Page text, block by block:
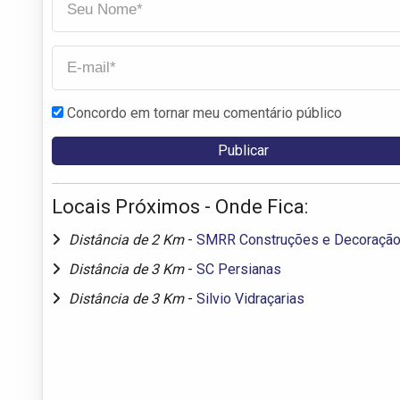
Concordo em tornar meu comentário público
Locais Próximos - Onde Fica:
Distância de 2 Km - SMRR Construções e Decoração
Distância de 3 Km - SC Persianas
Distância de 3 Km - Silvio Vidraçarias